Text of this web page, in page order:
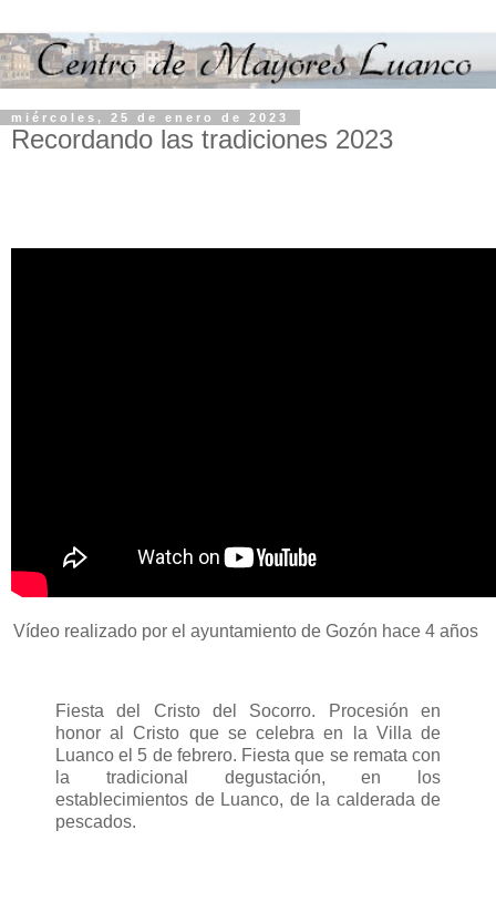
miércoles, 25 de enero de 2023
Recordando las tradiciones 2023
Vídeo realizado por el ayuntamiento de Gozón hace 4 años
Fiesta del Cristo del Socorro. Procesión en
honor al Cristo que se celebra en la Villa de
Luanco el 5 de febrero. Fiesta que se remata con
la tradicional degustación, en los
establecimientos de Luanco, de la calderada de
pescados.